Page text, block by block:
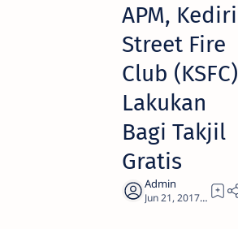
APM, Kediri
Street Fire
Club (KSFC)
Lakukan
Bagi Takjil
Gratis
2